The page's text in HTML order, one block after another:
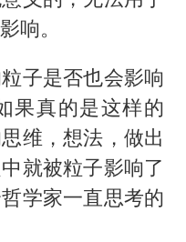
响。
子是否也会影响
果真的是这样的
维，想法，做出
就被粒子影响了
学家一直思考的